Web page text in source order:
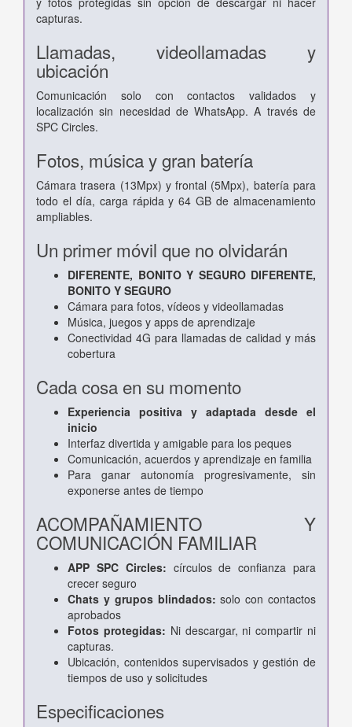
capturas.
Llamadas, videollamadas y
ubicación
Comunicación solo con contactos validados y
localización sin necesidad de WhatsApp. A través de
SPC Circles.
Fotos, música y gran batería
Cámara trasera (13Mpx) y frontal (5Mpx), batería para
todo el día, carga rápida y 64 GB de almacenamiento
ampliables.
Un primer móvil que no olvidarán
DIFERENTE, BONITO Y SEGURO DIFERENTE,
BONITO Y SEGURO
Cámara para fotos, vídeos y videollamadas
Música, juegos y apps de aprendizaje
Conectividad 4G para llamadas de calidad y más
cobertura
Cada cosa en su momento
Experiencia positiva y adaptada desde el
inicio
Interfaz divertida y amigable para los peques
Comunicación, acuerdos y aprendizaje en familia
Para ganar autonomía progresivamente, sin
exponerse antes de tiempo
ACOMPAÑAMIENTO Y
COMUNICACIÓN FAMILIAR
APP SPC Circles: círculos de confianza para
crecer seguro
Chats y grupos blindados: solo con contactos
aprobados
Fotos protegidas: Ni descargar, ni compartir ni
capturas.
Ubicación, contenidos supervisados y gestión de
tiempos de uso y solicitudes
Especificaciones